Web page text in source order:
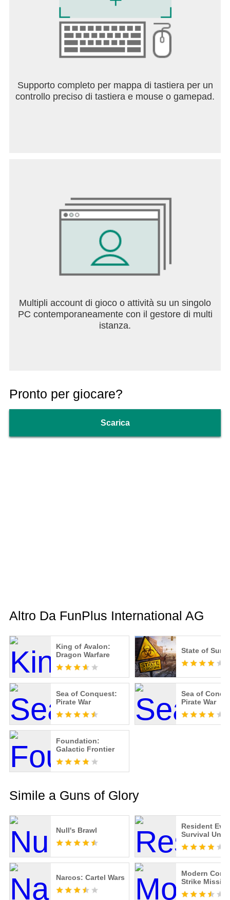
Supporto completo per mappa di tastiera per un
controllo preciso di tastiera e mouse o gamepad.
Multipli account di gioco o attività su un singolo
PC contemporaneamente con il gestore di multi
istanza.
Pronto per giocare?
Scarica
Altro Da FunPlus International AG
King of Avalon:
Dragon Warfare
State of
Sea of Conquest:
Pirate War
Sea of
Pirate War
Foundation:
Galactic Frontier
Simile a Guns of Glory
Null's Brawl
Resident Evil
Survival Unit
Narcos: Cartel Wars
Modern
Strike